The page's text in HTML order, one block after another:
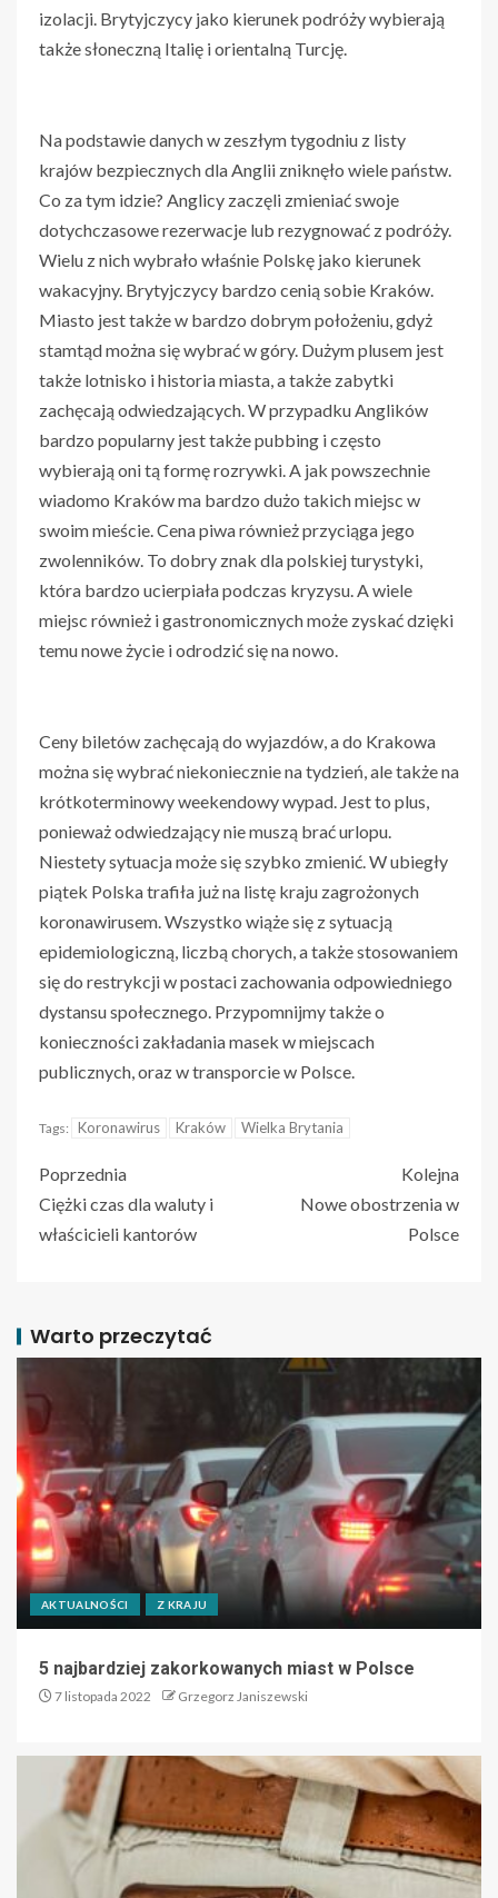
izolacji. Brytyjczycy jako kierunek podróży wybierają
także słoneczną Italię i orientalną Turcję.
Na podstawie danych w zeszłym tygodniu z listy
krajów bezpiecznych dla Anglii zniknęło wiele państw.
Co za tym idzie? Anglicy zaczęli zmieniać swoje
dotychczasowe rezerwacje lub rezygnować z podróży.
Wielu z nich wybrało właśnie Polskę jako kierunek
wakacyjny. Brytyjczycy bardzo cenią sobie Kraków.
Miasto jest także w bardzo dobrym położeniu, gdyż
stamtąd można się wybrać w góry. Dużym plusem jest
także lotnisko i historia miasta, a także zabytki
zachęcają odwiedzających. W przypadku Anglików
bardzo popularny jest także pubbing i często
wybierają oni tą formę rozrywki. A jak powszechnie
wiadomo Kraków ma bardzo dużo takich miejsc w
swoim mieście. Cena piwa również przyciąga jego
zwolenników. To dobry znak dla polskiej turystyki,
która bardzo ucierpiała podczas kryzysu. A wiele
miejsc również i gastronomicznych może zyskać dzięki
temu nowe życie i odrodzić się na nowo.
Ceny biletów zachęcają do wyjazdów, a do Krakowa
można się wybrać niekoniecznie na tydzień, ale także na
krótkoterminowy weekendowy wypad. Jest to plus,
ponieważ odwiedzający nie muszą brać urlopu.
Niestety sytuacja może się szybko zmienić. W ubiegły
piątek Polska trafiła już na listę kraju zagrożonych
koronawirusem. Wszystko wiąże się z sytuacją
epidemiologiczną, liczbą chorych, a także stosowaniem
się do restrykcji w postaci zachowania odpowiedniego
dystansu społecznego. Przypomnijmy także o
konieczności zakładania masek w miejscach
publicznych, oraz w transporcie w Polsce.
Tags: Koronawirus Kraków Wielka Brytania
Poprzednia
Ciężki czas dla waluty i
właścicieli kantorów
Kolejna
Nowe obostrzenia w
Polsce
Warto przeczytać
AKTUALNOŚCI Z KRAJU
5 najbardziej zakorkowanych miast w Polsce
7 listopada 2022 Grzegorz Janiszewski